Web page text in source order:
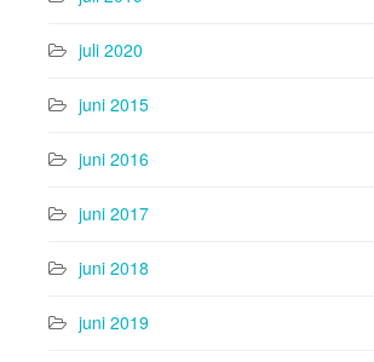
juli 2020
juni 2015
juni 2016
juni 2017
juni 2018
juni 2019